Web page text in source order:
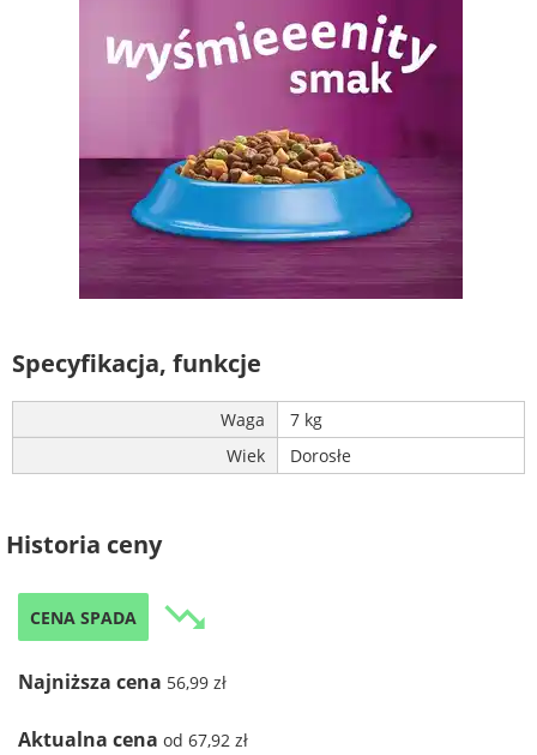
Specyfikacja, funkcje
Waga
7 kg
Wiek
Dorosłe
Historia ceny
CENA SPADA trending_down
Najniższa cena 56,99 zł
Aktualna cena od 67,92 zł